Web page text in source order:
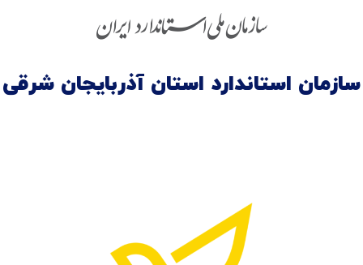
سازمان استاندارد استان آذربایجان شرقی